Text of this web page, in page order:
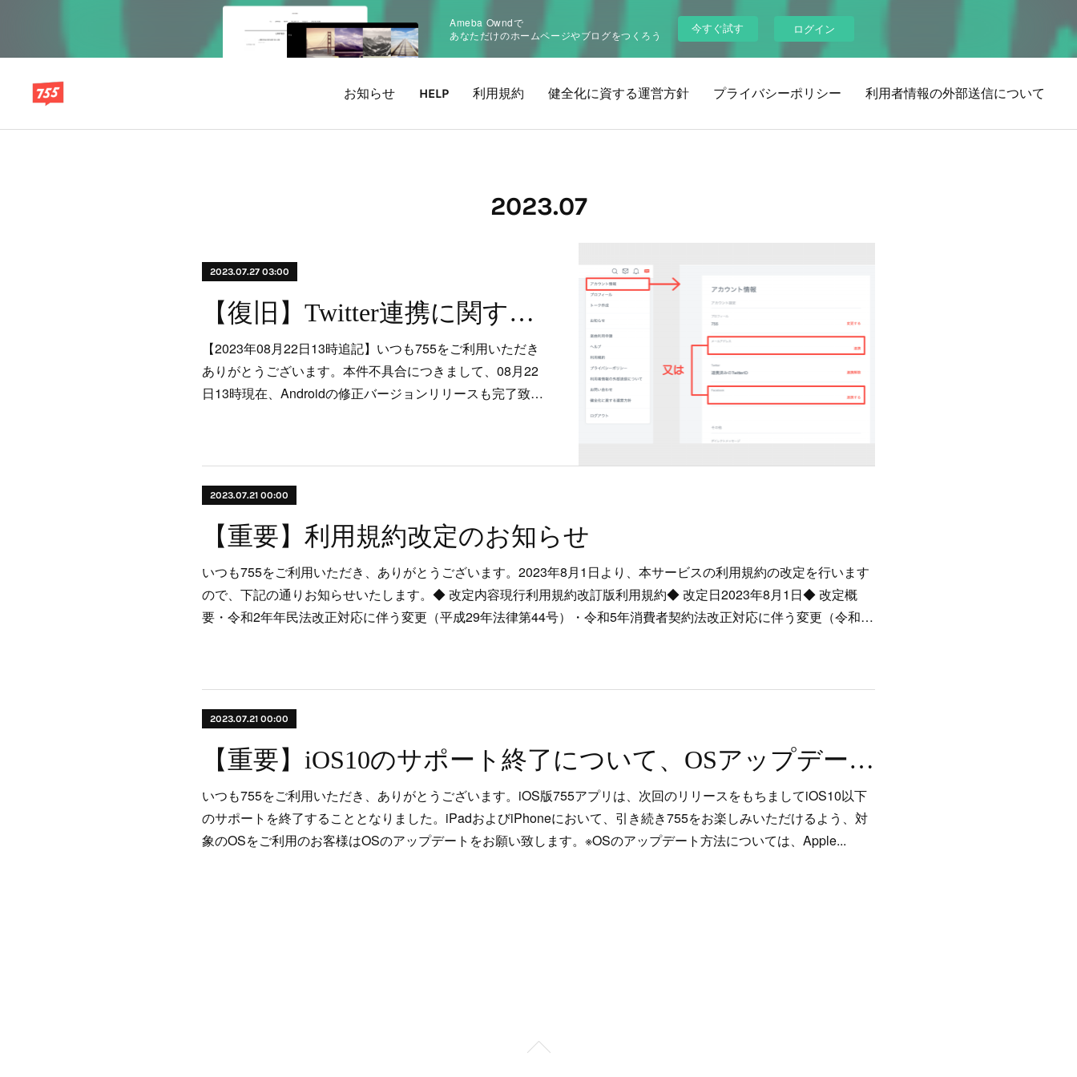
Ameba Owndで
あなただけのホームページやブログをつくろう
今すぐ試す ログイン
お知らせ HELP 利用規約 健全化に資する運営方針 プライバシーポリシー 利用者情報の外部送信について
2023.07
2023.07.27 03:00
【復旧】Twitter連携に関する不具合について（08/22追記あり）
【2023年08月22日13時追記】いつも755をご利用いただき
ありがとうございます。本件不具合につきまして、08月22
日13時現在、Androidの修正バージョンリリースも完了致…
2023.07.21 00:00
【重要】利用規約改定のお知らせ
いつも755をご利用いただき、ありがとうございます。2023年8月1日より、本サービスの利用規約の改定を行います
ので、下記の通りお知らせいたします。◆ 改定内容現行利用規約改訂版利用規約◆ 改定日2023年8月1日◆ 改定概
要・令和2年年民法改正対応に伴う変更（平成29年法律第44号）・令和5年消費者契約法改正対応に伴う変更（令和…
2023.07.21 00:00
【重要】iOS10のサポート終了について、OSアップデートのお願い
いつも755をご利用いただき、ありがとうございます。iOS版755アプリは、次回のリリースをもちましてiOS10以下
のサポートを終了することとなりました。iPadおよびiPhoneにおいて、引き続き755をお楽しみいただけるよう、対
象のOSをご利用のお客様はOSのアップデートをお願い致します。※OSのアップデート方法については、Apple...